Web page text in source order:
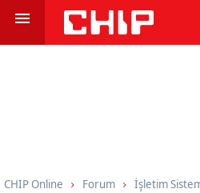
CHIP Online Forum İşletim